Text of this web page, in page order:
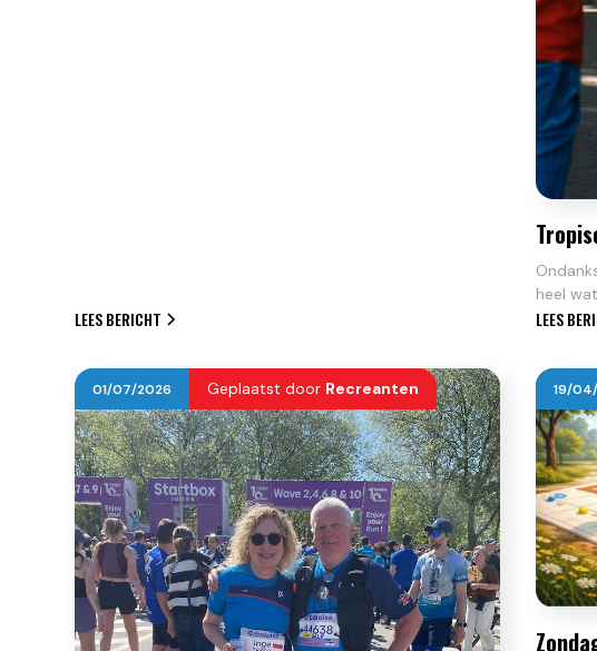
LEES BERICHT
heel
LEES
01/07/2026 Geplaatst door Recreanten 19/04/